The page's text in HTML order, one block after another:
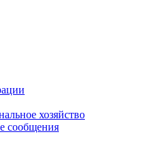
хозяйство
сообщения